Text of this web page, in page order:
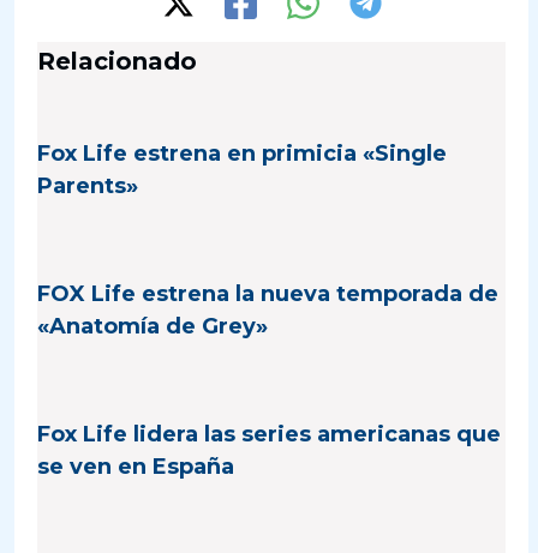
Relacionado
Fox Life estrena en primicia «Single
Parents»
FOX Life estrena la nueva temporada de
«Anatomía de Grey»
Fox Life lidera las series americanas que
se ven en España